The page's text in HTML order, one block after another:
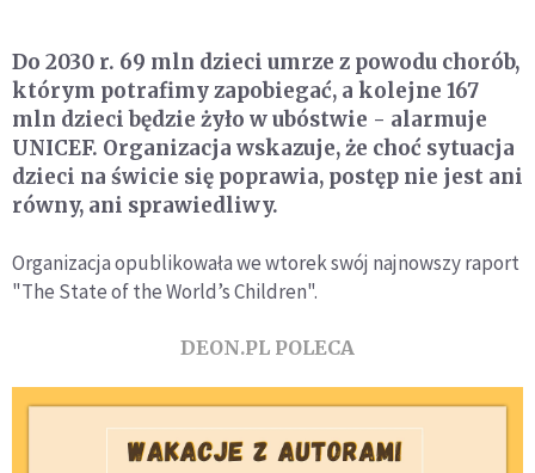
Do 2030 r. 69 mln dzieci umrze z powodu chorób,
którym potrafimy zapobiegać, a kolejne 167
mln dzieci będzie żyło w ubóstwie - alarmuje
UNICEF. Organizacja wskazuje, że choć sytuacja
dzieci na świcie się poprawia, postęp nie jest ani
równy, ani sprawiedliwy.
Organizacja opublikowała we wtorek swój najnowszy raport
"The State of the World’s Children".
DEON.PL POLECA